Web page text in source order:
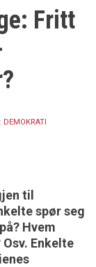
Fritt
DEMOKRATI
til
spør seg
Hvem
Enkelte